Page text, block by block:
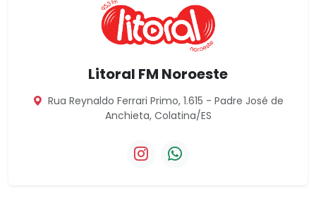
Litoral FM Noroeste
Rua Reynaldo Ferrari Primo, 1.615 - Padre José de
Anchieta, Colatina/ES
Instagram da Litoral FM
WhatsApp da Litoral FM